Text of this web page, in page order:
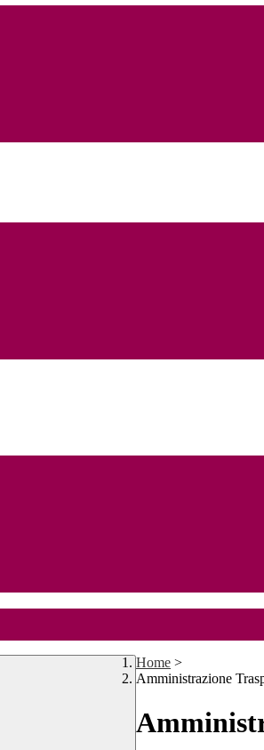
Home >
Amministrazione